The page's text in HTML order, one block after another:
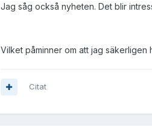
Jag såg också nyheten. Det blir
Vilket påminner om att jag säkerligen
Citat